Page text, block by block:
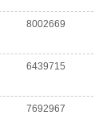
8002669
6439715
7692967